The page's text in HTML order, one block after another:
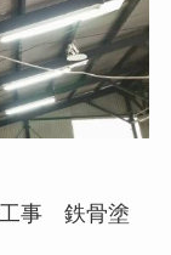
工事 鉄骨塗